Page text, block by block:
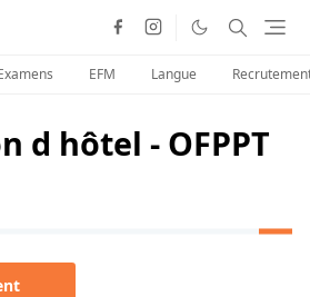
EFM Langue
d hôtel - OFPPT